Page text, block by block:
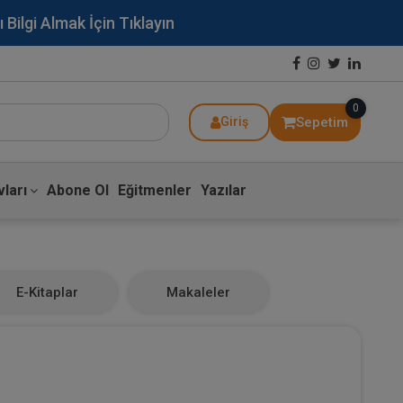
Almak İçin Tıklayın
Giriş Sepetim
0
Abone Ol Eğitmenler Yazılar
E-Kitaplar Makaleler